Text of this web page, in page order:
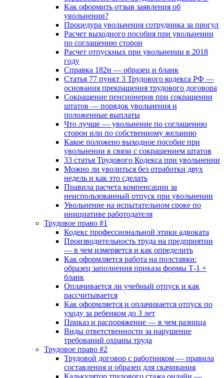
Как оформить отзыв заявления об
увольнении?
Процедура увольнения сотрудника за прогул
Расчет выходного пособия при увольнении
по соглашению сторон
Расчет отпускных при увольнении в 2018
году
Справка 182н — образец и бланк
Статья 77 пункт 3 Трудового кодекса РФ —
основания прекращения трудового договора
Сокращение пенсионеров при сокращении
штатов — порядок увольнения и
положенные выплаты
Что лучше — увольнение по соглашению
сторон или по собственному желанию
Какое положено выходное пособие при
увольнении в связи с сокращением штатов
33 cтатья Трудового Кодекса при увольнении
Можно ли уволиться без отработки двух
недель и как это сделать
Правила расчета компенсации за
неиспользованный отпуск при увольнении
Увольнение на испытательном сроке по
инициативе работодателя
Трудовое право #1
Кодекс профессиональной этики адвоката
Производительность труда на предприятии
— в чем измеряется и как определить
Как оформляется работа на полставки:
образец заполнения приказа формы Т-1 +
бланк
Оплачивается ли учебный отпуск и как
рассчитывается
Как оформляется и оплачивается отпуск по
уходу за ребенком до 3 лет
Приказ и распоряжение — в чем разница
Виды ответственности за нарушение
требований охраны труда
Трудовое право #2
Трудовой договор с работником — правила
составления и образец для скачивания
Калькулятор трудового стажа онлайн —